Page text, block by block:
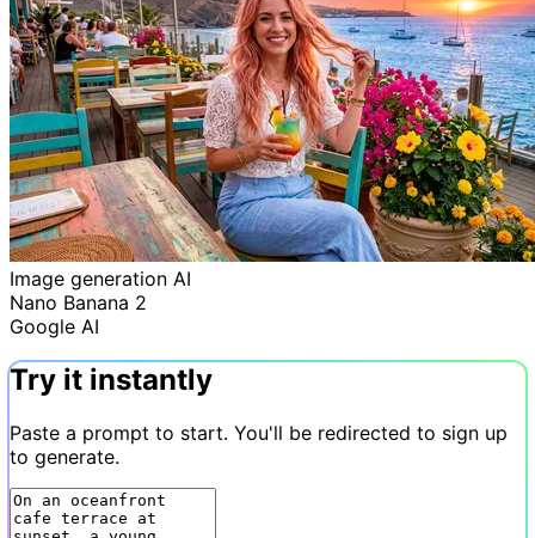
Image generation AI
Nano Banana 2
Google AI
Try it instantly
Paste a prompt to start. You'll be redirected to sign up
to generate.